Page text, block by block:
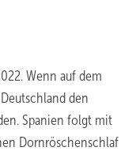
Wenn auf dem
den
Spanien folgt mit
Dornröschenschlaf